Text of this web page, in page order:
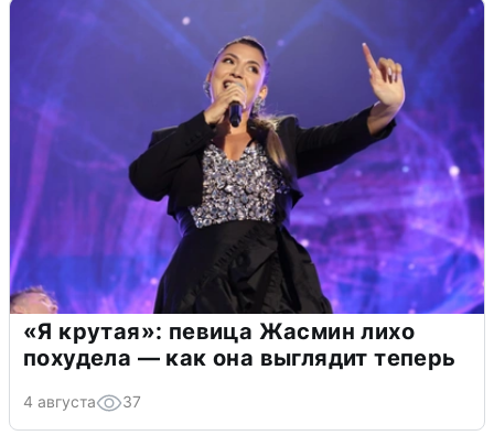
«Я крутая»: певица Жасмин лихо
похудела — как она выглядит теперь
4 августа 37